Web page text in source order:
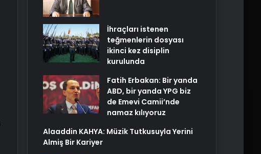
İhraçları istenen
teğmenlerin dosyası
ikinci kez disiplin
kurulunda
Fatih Erbakan: Bir yanda
ABD, bir yanda YPG biz
de Emevi Camii’nde
namaz kılıyoruz
Alaaddin KAHYA: Müzik Tutkusuyla Yerini
Almiş Bir Kariyer